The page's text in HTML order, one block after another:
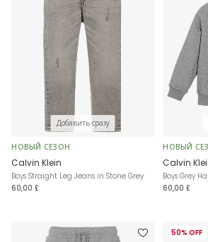
Добавить сразу
НОВЫЙ СЕЗОН
Calvin Klein
Boys Straight Leg Jeans in Stone Grey
60,00 £
НОВЫЙ
Calvin
Boys Grey
60,00 £
50% OFF